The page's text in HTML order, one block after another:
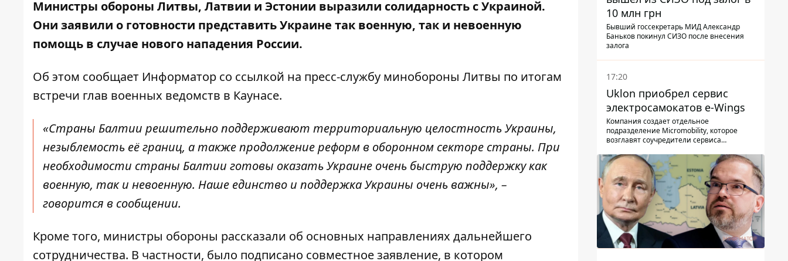
Министры обороны Литвы, Латвии и Эстонии выразили солидарность с Украиной.
Они заявили о готовности представить Украине так военную, так и невоенную
помощь в случае нового нападения России.
Об этом сообщает Информатор со ссылкой на пресс-службу минобороны Литвы по итогам
встречи глав военных ведомств в Каунасе.
«Страны Балтии решительно поддерживают территориальную целостность Украины,
незыблемость её границ, а также продолжение реформ в оборонном секторе страны. При
необходимости страны Балтии готовы оказать Украине очень быструю поддержку как
военную, так и невоенную. Наше единство и поддержка Украины очень важны», –
говорится в сообщении.
Кроме того, министры обороны рассказали об основных направлениях дальнейшего
сотрудничества. В частности, было подписано совместное заявление, в котором
10 млн грн
Бывший госсекретарь МИД Александр
Баньков покинул СИЗО после внесения
залога
17:20
Uklon приобрел сервис
электросамокатов e-Wings
Компания создает отдельное
подразделение Micromobility, которое
возглавят соучредители сервиса